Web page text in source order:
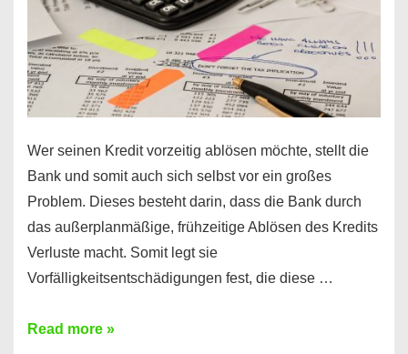
Wer seinen Kredit vorzeitig ablösen möchte, stellt die
Bank und somit auch sich selbst vor ein großes
Problem. Dieses besteht darin, dass die Bank durch
das außerplanmäßige, frühzeitige Ablösen des Kredits
Verluste macht. Somit legt sie
Vorfälligkeitsentschädigungen fest, die diese …
Kredit
Read more »